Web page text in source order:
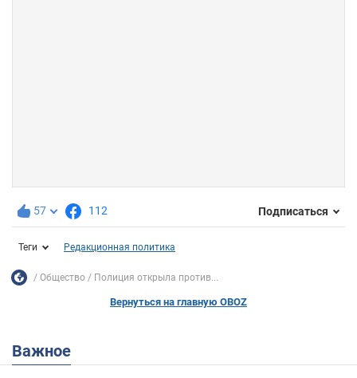
57 112 Подписаться
Теги Редакционная политика
Общество Полиция открыла против...
Вернуться на главную OBOZ
Важное